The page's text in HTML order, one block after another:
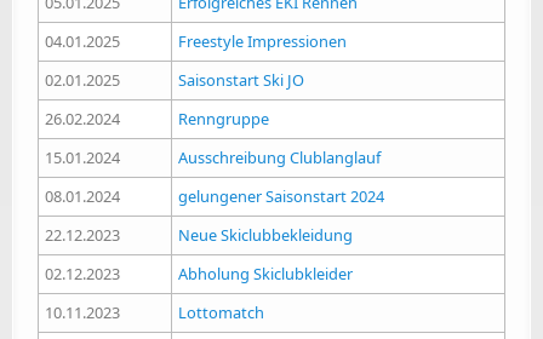
04.01.2025
Freestyle Impressionen
02.01.2025
Saisonstart Ski JO
26.02.2024
Renngruppe
15.01.2024
Ausschreibung Clublanglauf
08.01.2024
gelungener Saisonstart 2024
22.12.2023
Neue Skiclubbekleidung
02.12.2023
Abholung Skiclubkleider
10.11.2023
Lottomatch